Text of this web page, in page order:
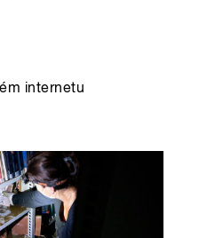
internetu